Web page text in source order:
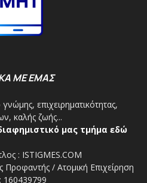
ΜΕ ΕΜΑΣ
επιχειρηματικότητας,
καλής ζωής...
μας τμήμα εδώ
: ISTIGMES.COM
/ Ατομική Επιχείρηση